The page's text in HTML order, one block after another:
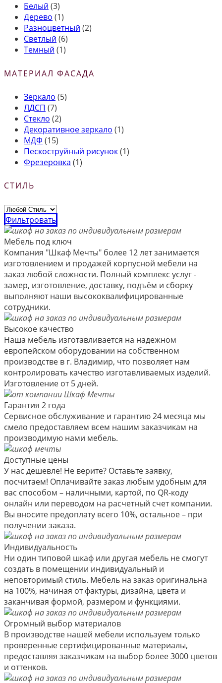
Белый (3)
Дерево (1)
Разноцветный (2)
Светлый (6)
Темный (1)
МАТЕРИАЛ ФАСАДА
Зеркало (5)
ЛДСП (7)
Стекло (2)
Декоративное зеркало (1)
МДФ (15)
Пескоструйный рисунок(1)
Фрезеровка (1)
СТИЛЬ
Фильтровать
Мебель под ключ
Компания "Шкаф Мечты" более 12 лет занимается
изготовлением и продажей корпусной мебели на
заказ любой сложности. Полный комплекс услуг -
замер, изготовление, доставку, подъём и сборку
выполняют наши высококвалифицированные
сотрудники.
Высокое качество
Наша мебель изготавливается на надежном
европейском оборудовании на собственном
производстве в г. Владимир, что позволяет нам
контролировать качество изготавливаемых изделий.
Изготовление от 5 дней.
Гарантия 2 года
Сервисное обслуживание и гарантию 24 месяца мы
смело предоставляем всем нашим заказчикам на
производимую нами мебель.
Доступные цены
У нас дешевле! Не верите? Оставьте заявку,
посчитаем! Оплачивайте заказ любым удобным для
вас способом – наличными, картой, по QR-коду
онлайн или переводом на расчетный счет компании.
Вы вносите предоплату всего 10%, остальное – при
получении заказа.
Индивидуальность
Ни один типовой шкаф или другая мебель не смогут
создать в помещении индивидуальный и
неповторимый стиль. Мебель на заказ оригинальна
на 100%, начиная от фактуры, дизайна, цвета и
заканчивая формой, размером и функциями.
Огромный выбор материалов
В производстве нашей мебели используем только
проверенные сертифицированные материалы,
предоставляя заказчикам на выбор более 3000 цветов
и оттенков.